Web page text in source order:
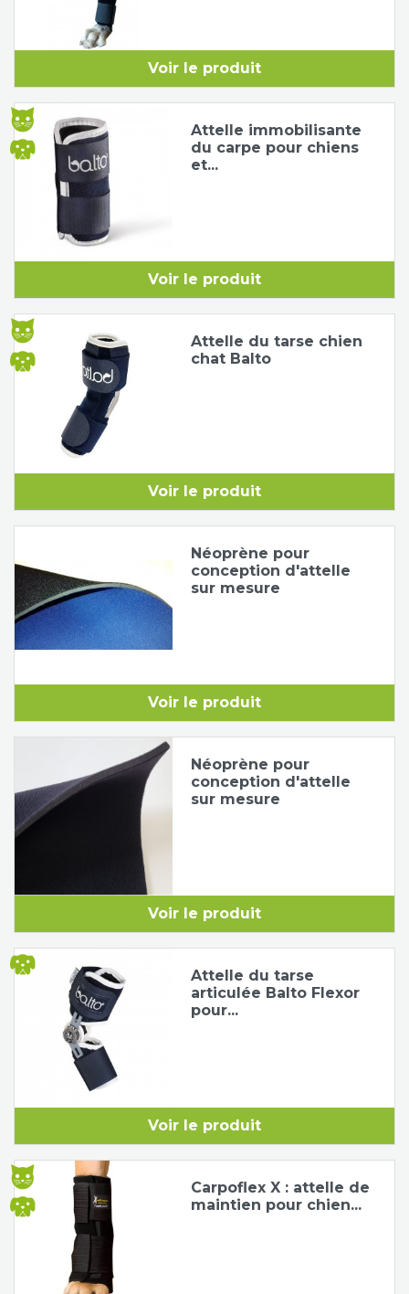
Voir le produit
Attelle immobilisante
du carpe pour chiens
et...
Voir le produit
Attelle du tarse chien
chat Balto
Voir le produit
Néoprène pour
conception d'attelle
sur mesure
Voir le produit
Néoprène pour
conception d'attelle
sur mesure
Voir le produit
Attelle du tarse
articulée Balto Flexor
pour...
Voir le produit
Carpoflex X : attelle de
maintien pour chien...